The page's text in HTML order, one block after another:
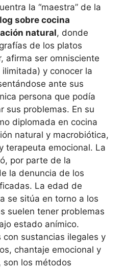
la “maestra” de la
sobre cocina
natural, donde
de los platos
afirma ser omnisciente
y conocer la
ante sus
persona que podía
sus problemas. En su
diplomada en cocina
natural y macrobiótica,
terapeuta emocional. La
por parte de la
la denuncia de los
La edad de
se sitúa en torno a los
suelen tener problemas
estado anímico.
con sustancias ilegales y
chantaje emocional y
son los métodos